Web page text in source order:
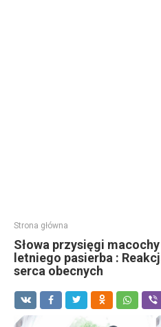
Strona główna
Słowa przysięgi
letniego pasierba :
serca obecnych